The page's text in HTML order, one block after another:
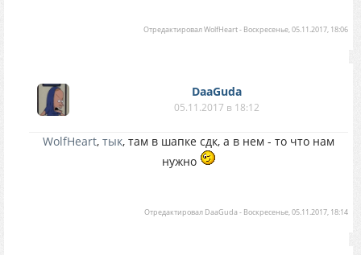
ОтредактировалWolfHeart- Воскресенье, 05.11.2017, 18:06
DaaGuda
05.11.2017 в 18:12
WolfHeart, тык, там в шапке сдк, а в нем - то что нам
нужно
Отредактировал DaaGuda- Воскресенье, 05.11.2017, 18:14